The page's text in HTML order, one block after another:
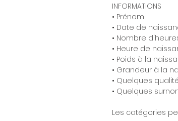
INFORMATIONS
• Prénom
• Date de
• Nombre
• Heure de
• Poids à la
• Grandeur à la
• Quelques
• Quelques
Les catégories